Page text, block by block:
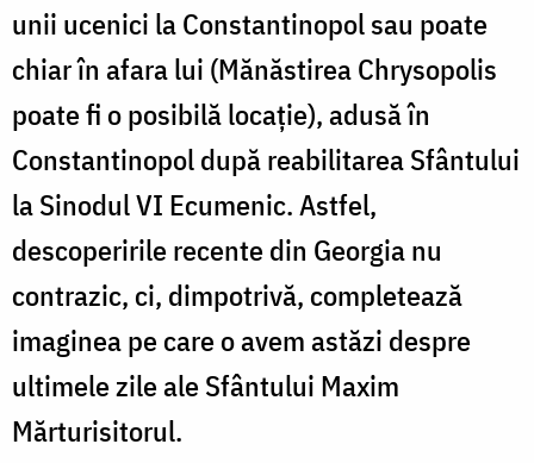
unii ucenici la Constantinopol sau poate
chiar în afara lui (Mănăstirea Chrysopolis
poate fi o posibilă locaţie), adusă în
Constantinopol după reabilitarea Sfântului
la Sinodul VI Ecumenic. Astfel,
descoperirile recente din Georgia nu
contrazic, ci, dimpotrivă, completează
imaginea pe care o avem astăzi despre
ultimele zile ale Sfântului Maxim
Mărturisitorul.